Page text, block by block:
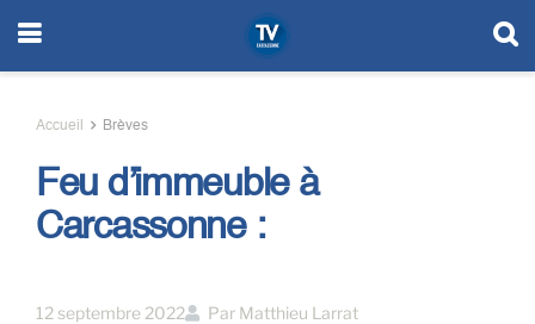
Accueil Brèves
Feu d’immeuble à
Carcassonne :
12 septembre 2022 Par Matthieu Larrat